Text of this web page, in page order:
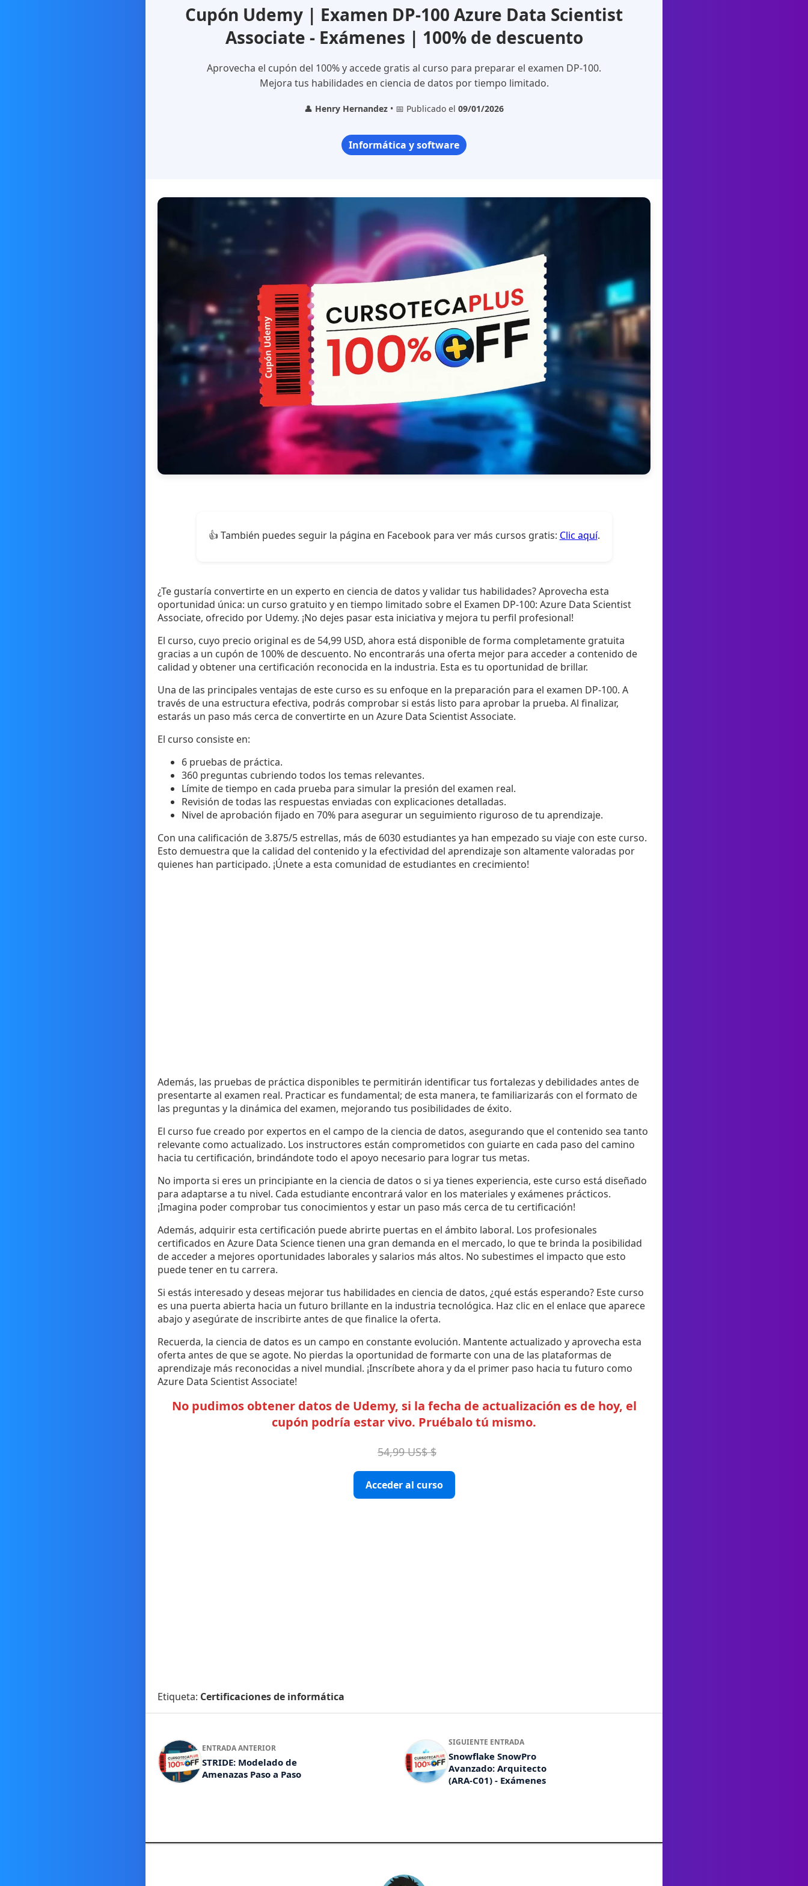
Cupón Udemy | Examen DP-100 Azure Data Scientist
Associate - Exámenes | 100% de descuento
Aprovecha el cupón del 100% y accede gratis al curso para preparar el examen DP-100.
Mejora tus habilidades en ciencia de datos por tiempo limitado.
👤 Henry Hernandez • 📅 Publicado el 09/01/2026
Informática y software
👍 También puedes seguir la página en Facebook para ver más cursos gratis: Clic aquí.
¿Te gustaría convertirte en un experto en ciencia de datos y validar tus habilidades? Aprovecha esta
oportunidad única: un curso gratuito y en tiempo limitado sobre el Examen DP-100: Azure Data Scientist
Associate, ofrecido por Udemy. ¡No dejes pasar esta iniciativa y mejora tu perfil profesional!
El curso, cuyo precio original es de 54,99 USD, ahora está disponible de forma completamente gratuita
gracias a un cupón de 100% de descuento. No encontrarás una oferta mejor para acceder a contenido de
calidad y obtener una certificación reconocida en la industria. Esta es tu oportunidad de brillar.
Una de las principales ventajas de este curso es su enfoque en la preparación para el examen DP-100. A
través de una estructura efectiva, podrás comprobar si estás listo para aprobar la prueba. Al finalizar,
estarás un paso más cerca de convertirte en un Azure Data Scientist Associate.
El curso consiste en:
6 pruebas de práctica.
360 preguntas cubriendo todos los temas relevantes.
Límite de tiempo en cada prueba para simular la presión del examen real.
Revisión de todas las respuestas enviadas con explicaciones detalladas.
Nivel de aprobación fijado en 70% para asegurar un seguimiento riguroso de tu aprendizaje.
Con una calificación de 3.875/5 estrellas, más de 6030 estudiantes ya han empezado su viaje con este curso.
Esto demuestra que la calidad del contenido y la efectividad del aprendizaje son altamente valoradas por
quienes han participado. ¡Únete a esta comunidad de estudiantes en crecimiento!
Además, las pruebas de práctica disponibles te permitirán identificar tus fortalezas y debilidades antes de
presentarte al examen real. Practicar es fundamental; de esta manera, te familiarizarás con el formato de
las preguntas y la dinámica del examen, mejorando tus posibilidades de éxito.
El curso fue creado por expertos en el campo de la ciencia de datos, asegurando que el contenido sea tanto
relevante como actualizado. Los instructores están comprometidos con guiarte en cada paso del camino
hacia tu certificación, brindándote todo el apoyo necesario para lograr tus metas.
No importa si eres un principiante en la ciencia de datos o si ya tienes experiencia, este curso está diseñado
para adaptarse a tu nivel. Cada estudiante encontrará valor en los materiales y exámenes prácticos.
¡Imagina poder comprobar tus conocimientos y estar un paso más cerca de tu certificación!
Además, adquirir esta certificación puede abrirte puertas en el ámbito laboral. Los profesionales
certificados en Azure Data Science tienen una gran demanda en el mercado, lo que te brinda la posibilidad
de acceder a mejores oportunidades laborales y salarios más altos. No subestimes el impacto que esto
puede tener en tu carrera.
Si estás interesado y deseas mejorar tus habilidades en ciencia de datos, ¿qué estás esperando? Este curso
es una puerta abierta hacia un futuro brillante en la industria tecnológica. Haz clic en el enlace que aparece
abajo y asegúrate de inscribirte antes de que finalice la oferta.
Recuerda, la ciencia de datos es un campo en constante evolución. Mantente actualizado y aprovecha esta
oferta antes de que se agote. No pierdas la oportunidad de formarte con una de las plataformas de
aprendizaje más reconocidas a nivel mundial. ¡Inscríbete ahora y da el primer paso hacia tu futuro como
Azure Data Scientist Associate!
No pudimos obtener datos de Udemy, si la fecha de actualización es de hoy, el
cupón podría estar vivo. Pruébalo tú mismo.
54,99 US$ $
Acceder al curso
Etiqueta: Certificaciones de informática
ENTRADA ANTERIOR
STRIDE: Modelado de
Amenazas Paso a Paso
SIGUIENTE ENTRADA
Snowflake SnowPro
Avanzado: Arquitecto
(ARA-C01) - Exámenes